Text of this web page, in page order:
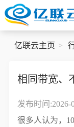
亿联云主页
相同带宽、
发布时间:2026-
很多人认为，